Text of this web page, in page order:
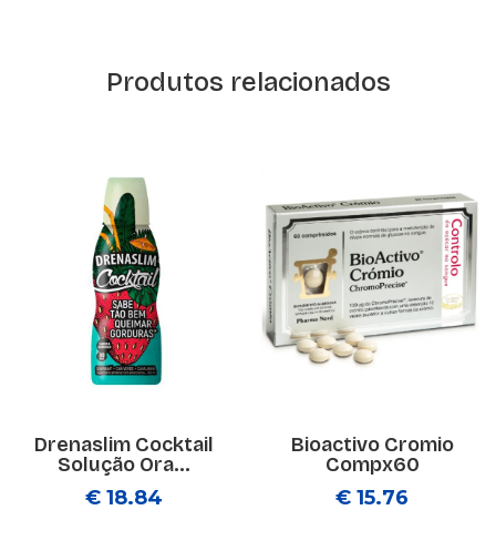
Produtos relacionados
Drenaslim Cocktail
Solução Ora...
€ 18.84
Bioactivo Cromio
Compx60
€ 15.76